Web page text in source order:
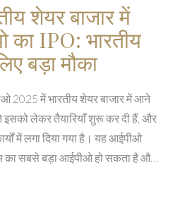
शेयर बाजार में
का IPO: भारतीय
बड़ा मौका
2025 में भारतीय शेयर बाजार में आने
इसको लेकर तैयारियाँ शुरू कर दी हैं, और
में लगा दिया गया है। यह आईपीओ
का सबसे बड़ा आईपीओ हो सकता है और